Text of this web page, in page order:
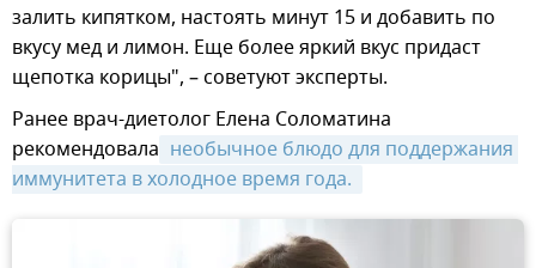
залить кипятком, настоять минут 15 и добавить по
вкусу мед и лимон. Еще более яркий вкус придаст
щепотка корицы", – советуют эксперты.
Ранее врач-диетолог Елена Соломатина
рекомендовала необычное блюдо для поддержания
иммунитета в холодное время года.